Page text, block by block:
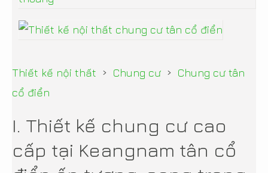
Thiết kế nội thất › Chung cư › Chung cư tân
cổ điển
I. Thiết kế chung cư cao
cấp tại Keangnam tân cổ